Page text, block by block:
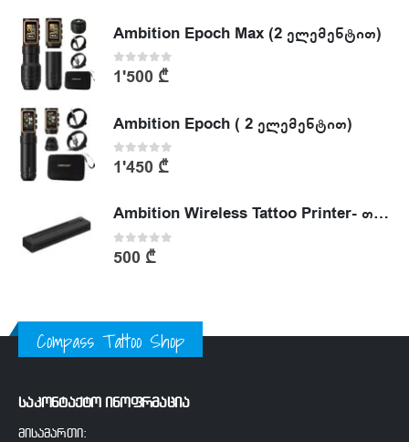
Ambition Epoch Max (2 ელემენტით)
0out of 5
1'500 ₾
Ambition Epoch ( 2 ელემენტით)
0out of 5
1'450 ₾
Ambition Wireless Tattoo Printer- თერმული პრინტერი
0out of 5
500 ₾
Compass Tattoo Shop
საკონტაქტო ინოფრმაცია
მისამართი: